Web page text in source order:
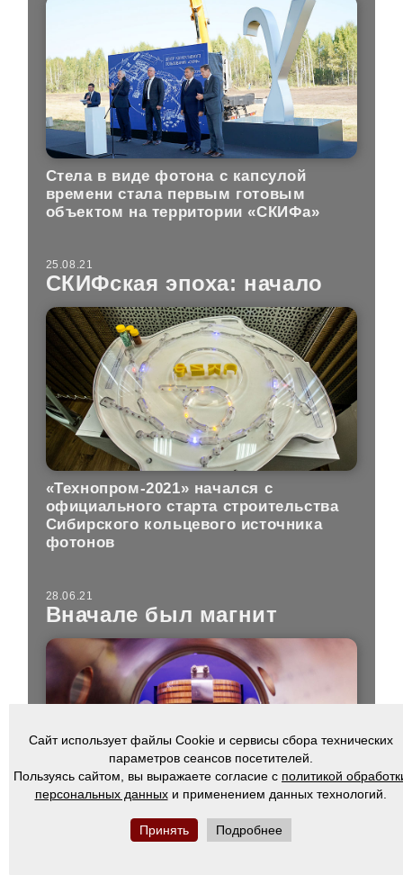
Сайт использует файлы Cookie и сервисы сбора технических
параметров сеансов посетителей.
Пользуясь сайтом, вы выражаете согласие с политикой
персональных данныхи применением данных технологий.
Принять Подробнее
Стела в виде фотона с капсулой
времени стала первым готовым
объектом на территории «СКИФа»
25.08.21
СКИФская эпоха: начало
«Технопром-2021» начался с
официального старта строительства
Сибирского кольцевого источника
фотонов
28.06.21
Вначале был магнит
Институт ядерной физики СО РАН
представил первые магниты, которые